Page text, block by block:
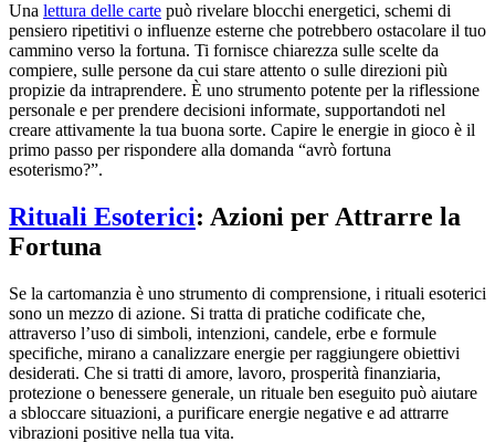
Una lettura delle carte può rivelare blocchi energetici, schemi di
pensiero ripetitivi o influenze esterne che potrebbero ostacolare il tuo
cammino verso la fortuna. Ti fornisce chiarezza sulle scelte da
compiere, sulle persone da cui stare attento o sulle direzioni più
propizie da intraprendere. È uno strumento potente per la riflessione
personale e per prendere decisioni informate, supportandoti nel
creare attivamente la tua buona sorte. Capire le energie in gioco è il
primo passo per rispondere alla domanda “avrò fortuna
esoterismo?”.
Rituali Esoterici: Azioni per Attrarre la
Fortuna
Se la cartomanzia è uno strumento di comprensione, i rituali esoterici
sono un mezzo di azione. Si tratta di pratiche codificate che,
attraverso l’uso di simboli, intenzioni, candele, erbe e formule
specifiche, mirano a canalizzare energie per raggiungere obiettivi
desiderati. Che si tratti di amore, lavoro, prosperità finanziaria,
protezione o benessere generale, un rituale ben eseguito può aiutare
a sbloccare situazioni, a purificare energie negative e ad attrarre
vibrazioni positive nella tua vita.